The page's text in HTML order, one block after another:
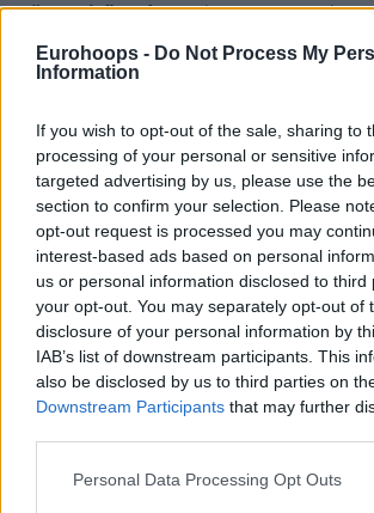
Eurohoops - Do Not Process My
Information
If you wish to opt-out of the sale, sharing to
processing of your personal or sensitive
targeted advertising by us, please use the
section to confirm your selection. Please
opt-out request is processed you may
interest-based ads based on personal
us or personal information disclosed to third
your opt-out. You may separately opt-out of
disclosure of your personal information by
IAB’s list of downstream participants. This
also be disclosed by us to third parties on
Downstream Participants that may further
Please note that this website/app uses one
Personal Data Processing Opt Outs
Ο“Boogie”ευελπιστεί πως οι
πορτορικανική λίγκα (BSN) θα
ομάδων στο ΝΒΑ και θα αποτελέσουν
προπονήσεις για τα μάτια τωνΛέικερς.
Το τελευταίο του παιχνίδι στο ΝΒΑ
27/4/22, όταν ήταν ακόμα στουςΝάγκετς
παραμένουν η έβδομη ομάδα στην
κορυφαία βιομηχανία του αθλήματος
2010-17,Πέλικανς 2017-18,Ουόριορς
2020-21,Κλίπερς2021,Μπακς2021-22,
Four-time NBA All-Star DeMarcus
signing with the Guaynabo Mets of
Rican Professional Basketball
tell ESPN. Cousins, 32, will play this